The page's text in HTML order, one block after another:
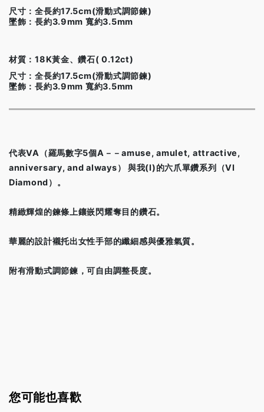
尺寸：全長約17.5cm(滑動式調節鍊)
墜飾：長約3.9mm 寬約3.5mm
材質：18K黃金、鑽石( 0.12ct)
尺寸：全長約17.5cm(滑動式調節鍊)
墜飾：長約3.9mm 寬約3.5mm
代表VA（羅馬數字5個A－－amuse, amulet, attractive,
anniversary, and always） 與我(I)的六爪單鑽系列（VI
Diamond）。
精緻輝煌的鍊條上鑲嵌閃耀奪目的鑽石。
華麗的設計襯托出女性手部的纖細感與優雅氣質。
附有滑動式調節鍊，可自由調整長度。
您可能也喜歡